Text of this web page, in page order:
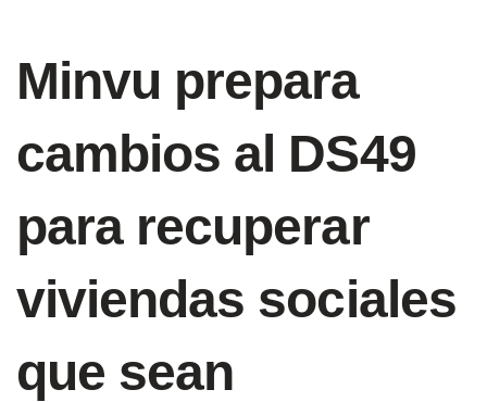
Minvu prepara
cambios al DS49
para recuperar
viviendas sociales
que sean